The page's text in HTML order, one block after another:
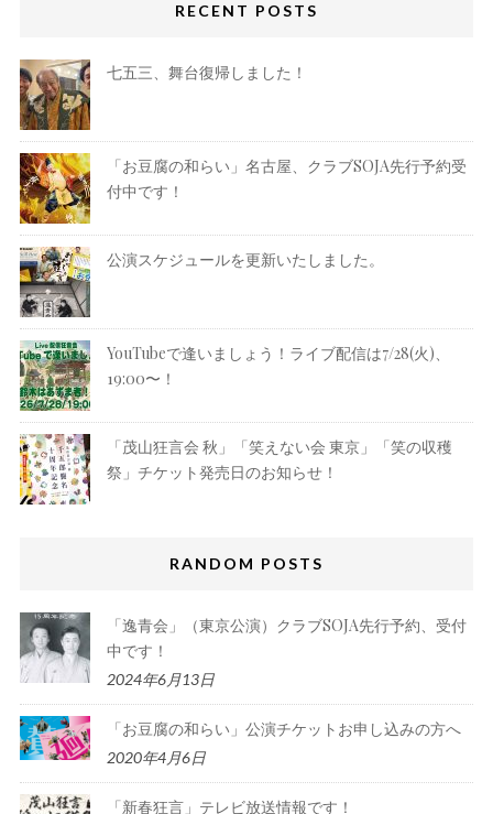
RECENT POSTS
七五三、舞台復帰しました！
「お豆腐の和らい」名古屋、クラブSOJA先行予約受
付中です！
公演スケジュールを更新いたしました。
YouTubeで逢いましょう！ライブ配信は7/28(火)、
19:00〜！
「茂山狂言会 秋」「笑えない会 東京」「笑の収穫
祭」チケット発売日のお知らせ！
RANDOM POSTS
「逸青会」（東京公演）クラブSOJA先行予約、受付
中です！
2024年6月13日
「お豆腐の和らい」公演チケットお申し込みの方へ
2020年4月6日
「新春狂言」テレビ放送情報です！